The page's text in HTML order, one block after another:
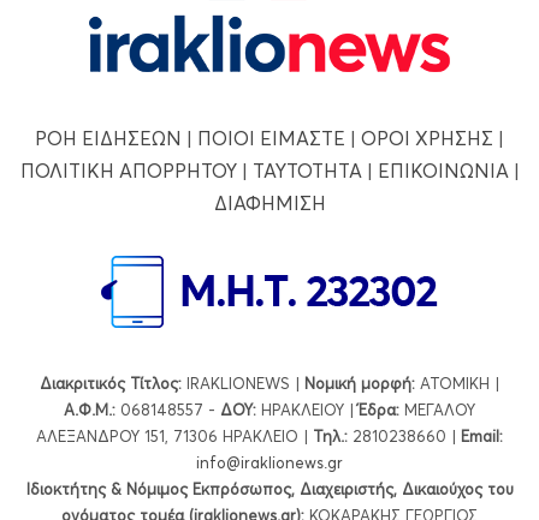
ΡΟΗ ΕΙΔΗΣΕΩΝ | ΠΟΙΟΙ ΕΙΜΑΣΤΕ | ΟΡΟΙ ΧΡΗΣΗΣ |
ΠΟΛΙΤΙΚΗ ΑΠΟΡΡΗΤΟΥ| ΤΑΥΤΟΤΗΤΑ| ΕΠΙΚΟΙΝΩΝΙΑ|
ΔΙΑΦΗΜΙΣΗ
Διακριτικός Τίτλος: IRAKLIONEWS | Νομική μορφή: ΑΤΟΜΙΚΗ |
Α.Φ.Μ.: 068148557 - ΔΟΥ: ΗΡΑΚΛΕΙΟΥ |Έδρα: ΜΕΓΑΛΟΥ
ΑΛΕΞΑΝΔΡΟΥ 151, 71306 ΗΡΑΚΛΕΙΟ | Τηλ.: 2810238660 | Εmail:
info@iraklionews.gr
Ιδιοκτήτης & Νόμιμος Εκπρόσωπος, Διαχειριστής, Δικαιούχος του
ονόματος τομέα (iraklionews.gr): ΚΟΚΑΡΑΚΗΣ ΓΕΩΡΓΙΟΣ